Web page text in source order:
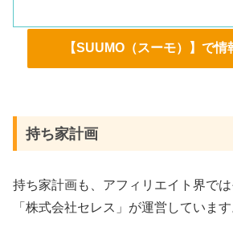
【SUUMO（スーモ）】で情
持ち家計画
持ち家計画も、アフィリエイト界で
「株式会社セレス」が運営しています